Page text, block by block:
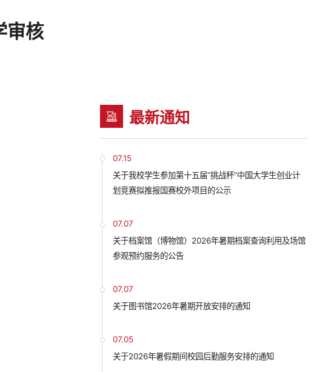
审核
最新通知
07.15
关于我校学生参加第十五届“挑战杯”中国大学生创业计
划竞赛拟推报国赛校外项目的公示
07.07
关于档案馆（博物馆）2026年暑期档案查询利用及场馆
参观预约服务的公告
07.07
关于图书馆2026年暑期开放安排的通知
07.05
关于2026年暑假期间校园后勤服务安排的通知